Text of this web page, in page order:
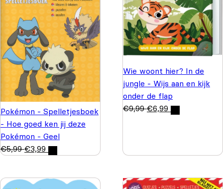
Pokémon - Spelletjesboek
- Hoe goed ken jij deze
Pokémon - Geel
€5,99 €3,99
Wie woont hier? In de
jungle - Wijs aan en kijk
onder de flap
€9,99 €6,99